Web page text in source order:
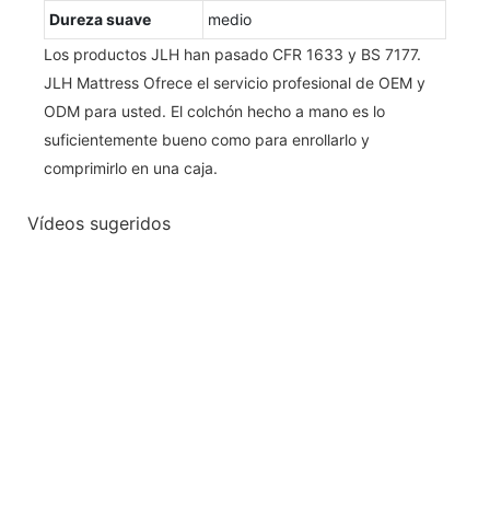
Dureza suave
medio
Los productos JLH han pasado CFR 1633 y BS 7177.
JLH Mattress Ofrece el servicio profesional de OEM y
ODM para usted. El colchón hecho a mano es lo
suficientemente bueno como para enrollarlo y
comprimirlo en una caja.
Vídeos sugeridos